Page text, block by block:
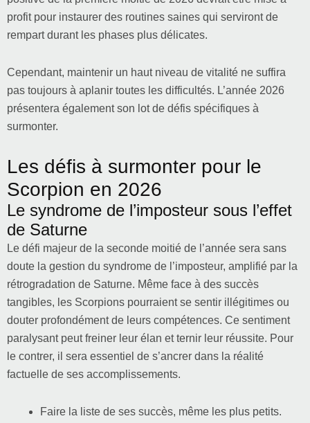
profit pour instaurer des routines saines qui serviront de
rempart durant les phases plus délicates.
Cependant, maintenir un haut niveau de vitalité ne suffira
pas toujours à aplanir toutes les difficultés. L’année 2026
présentera également son lot de défis spécifiques à
surmonter.
Les défis à surmonter pour le
Scorpion en 2026
Le syndrome de l’imposteur sous l’effet
de Saturne
Le défi majeur de la seconde moitié de l’année sera sans
doute la gestion du syndrome de l’imposteur, amplifié par la
rétrogradation de Saturne. Même face à des succès
tangibles, les Scorpions pourraient se sentir illégitimes ou
douter profondément de leurs compétences. Ce sentiment
paralysant peut freiner leur élan et ternir leur réussite. Pour
le contrer, il sera essentiel de s’ancrer dans la réalité
factuelle de ses accomplissements.
Faire la liste de ses succès, même les plus petits.